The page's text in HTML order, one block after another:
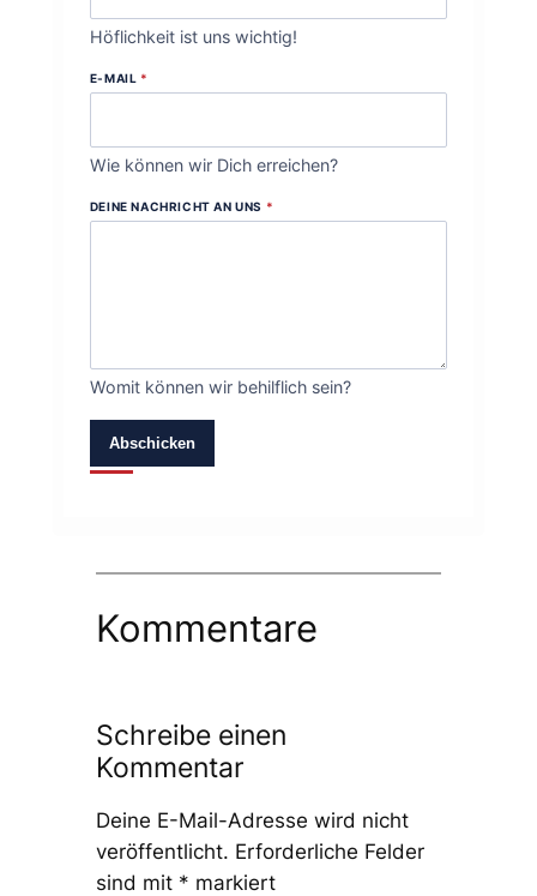
Höflichkeit ist uns wichtig!
E-MAIL *
Wie können wir Dich erreichen?
DEINE NACHRICHT AN UNS *
Womit können wir behilflich sein?
Abschicken
Kommentare
Schreibe einen
Kommentar
Deine E-Mail-Adresse wird nicht
veröffentlicht. Erforderliche Felder
sind mit * markiert